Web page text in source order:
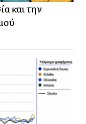
και την